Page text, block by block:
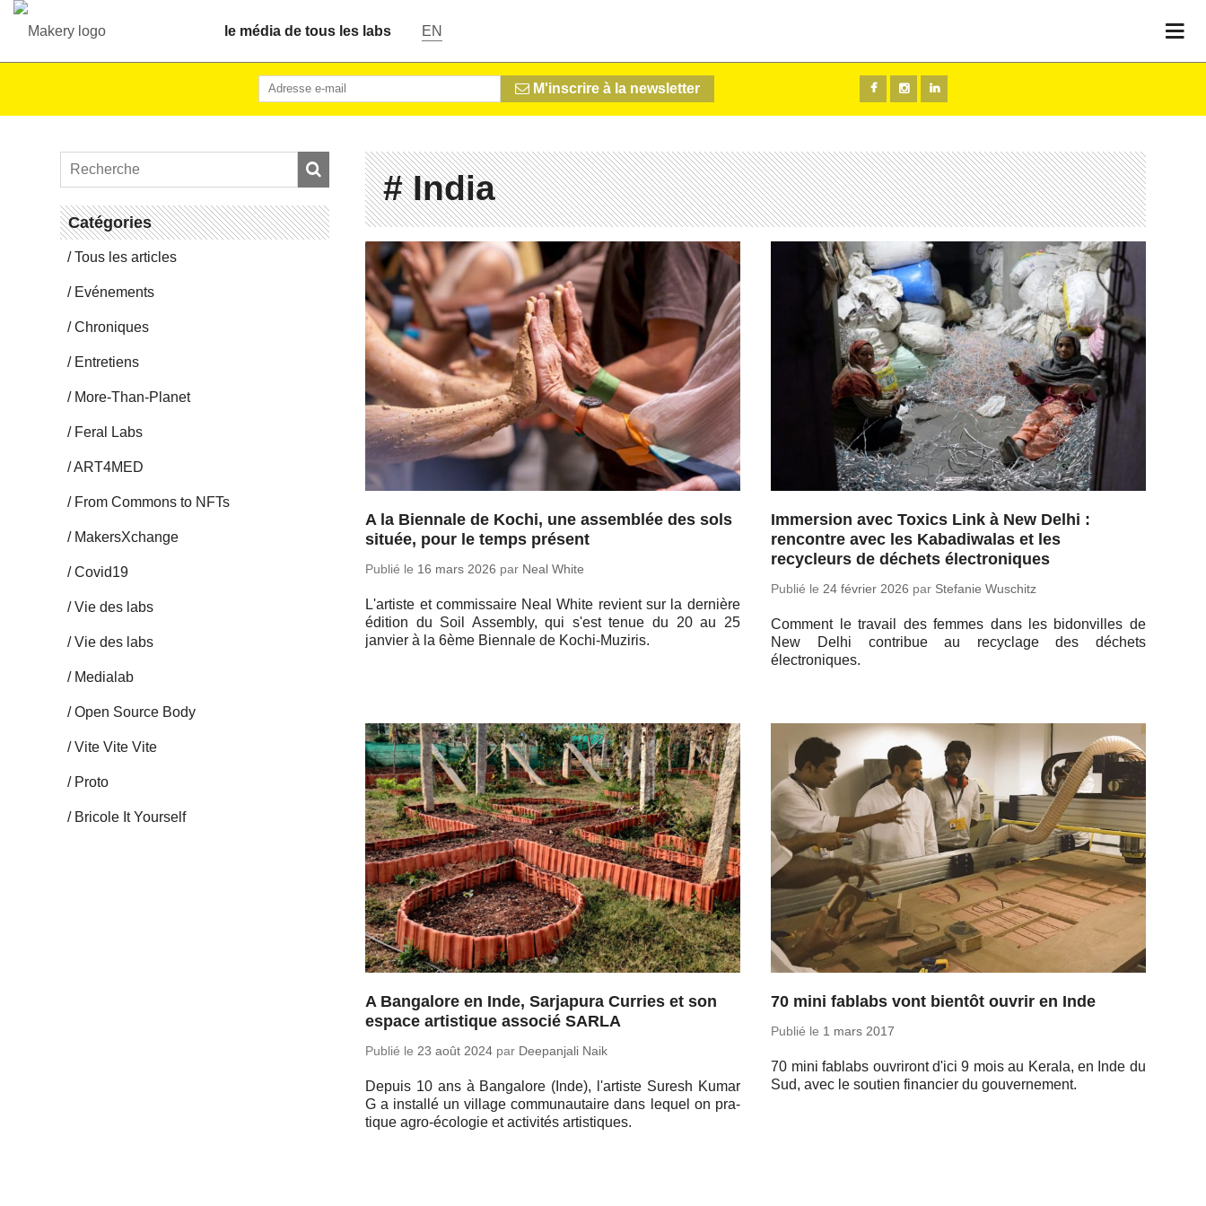
le média de tous les labs EN
M'inscrire à la newsletter
Ca­té­go­ries
Tous les articles
Evé­ne­ments
Chro­niques
En­tre­tiens
More-Than-Pla­net
Feral Labs
ART4MED
From Commons to NFTs
Ma­kersX­change
Covid19
Vie des labs
Vie des labs
Me­dia­lab
Open Source Body
Vite Vite Vite
Proto
Bricole It Yourself
# India
A la Biennale de Kochi, une assemblée des sols
située, pour le temps présent
Publié le 16 mars 2026 par Neal White
L'ar­tiste et com­mis­saire Neal White revient sur la der­nière
édition du Soil As­sem­bly, qui s'est tenue du 20 au 25
janvier à la 6ème Bien­nale de Kochi-Muziris.
Immersion avec Toxics Link à New Delhi :
rencontre avec les Kabadiwalas et les
recycleurs de déchets électroniques
Publié le24 février 2026 par Ste­fa­nie Wuschitz
Comment le travail des femmes dans les bi­don­villes de
New Delhi contri­bue au re­cy­clage des déchets
électroniques.
A Bangalore en Inde, Sarjapura Curries et son
espace artistique associé SARLA
Publié le23 août 2024 par Dee­pan­jali Naik
Depuis 10 ans à Ban­ga­lore (Inde), l'ar­tiste Suresh Kumar
G a ins­tallé un village com­mu­nau­taire dans lequel on pra­
tique agro-éco­lo­gie et ac­ti­vi­tés artistiques.
70 mini fablabs vont bientôt ouvrir en Inde
Publié le 1 mars 2017
70 mini fablabs ou­vri­ront d'ici 9 mois au Kerala, en Inde du
Sud, avec le soutien fi­nan­cier du gouvernement.